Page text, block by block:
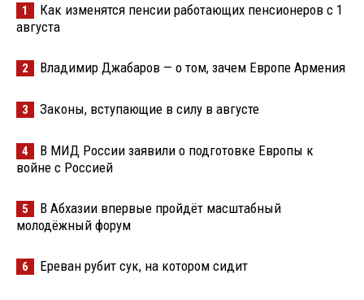
1
Как изменятся пенсии работающих пенсионеров с 1
августа
2 Владимир Джабаров — о том, зачем Европе Армения
3 Законы, вступающие в силу в августе
4
В МИД России заявили о подготовке Европы к
войне с Россией
5
В Абхазии впервые пройдёт масштабный
молодёжный форум
6 Ереван рубит сук, на котором сидит